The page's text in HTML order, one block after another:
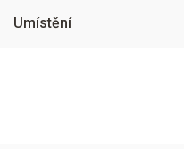
Umístění